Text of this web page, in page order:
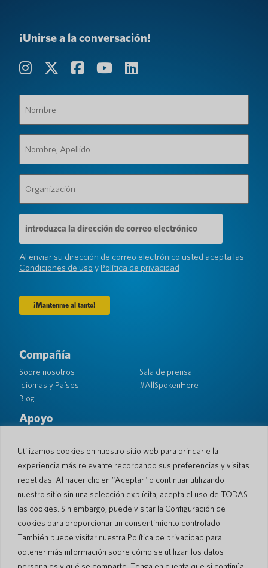
Utilizamos cookies en nuestro sitio web para brindarle la
experiencia más relevante recordando sus preferencias y visitas
repetidas. Al hacer clic en "Aceptar" o continuar utilizando
nuestro sitio sin una selección explícita, acepta el uso de TODAS
las cookies. Sin embargo, puede visitar la Configuración de
cookies para proporcionar un consentimiento controlado.
También puede visitar nuestra Política de privacidad para
obtener más información sobre cómo se utilizan los datos
personales y qué se comparte. Tenga en cuenta que si continúa
¡Unirse a la conversación!
(Requerido)
Apellido
(Requerido)
(Requerido)
Dirección
de
correo
electrónico
(Requerido)
Al enviar su dirección de correo electrónico usted acepta las
Condiciones de uso y Política de privacidad
Compañía
Sobre nosotros
Idiomas y Países
Blog
Sala de prensa
#AllSpokenHere
Apoyo
Política de Devolución
Política de Envío
Seguridad de bolsillo
Contacto
Consulta Ventas comerciales
© 2026 Pocketalk
Política de cookies
Configuración de cookies
Política de privacidad
Términos de uso del sitio web